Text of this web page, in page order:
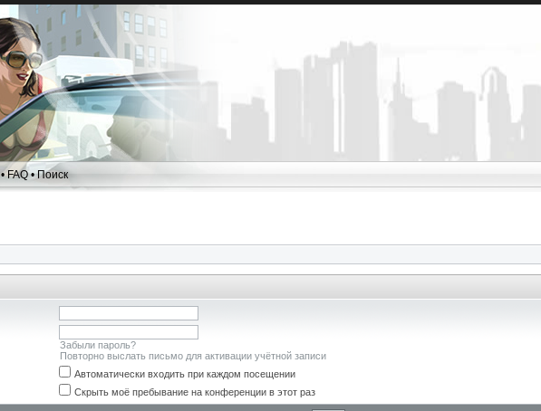
•FAQ•Поиск
Забыли пароль?
Повторно выслать письмо для активации учётной записи
Автоматически входить при каждом посещении
Скрыть моё пребывание на конференции в этот раз